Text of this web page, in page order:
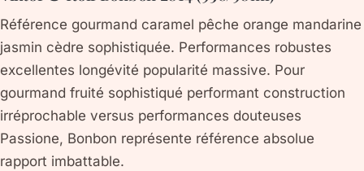
Référence gourmand caramel pêche orange mandarine
jasmin cèdre sophistiquée. Performances robustes
excellentes longévité popularité massive. Pour
gourmand fruité sophistiqué performant construction
irréprochable versus performances douteuses
Passione, Bonbon représente référence absolue
rapport imbattable.